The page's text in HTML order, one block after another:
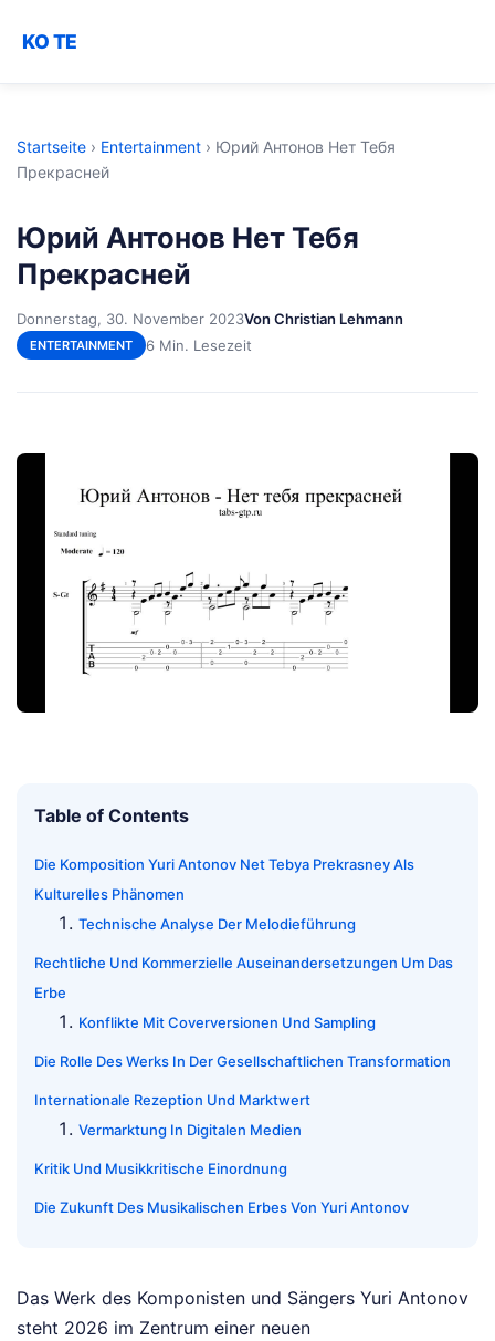
KO TE
Startseite › Entertainment › Юрий Антонов Нет Тебя
Прекрасней
Юрий Антонов Нет Тебя
Прекрасней
Donnerstag, 30. November 2023Von Christian Lehmann
ENTERTAINMENT 6 Min. Lesezeit
Table of Contents
Die Komposition Yuri Antonov Net Tebya Prekrasney Als
Kulturelles Phänomen
Technische Analyse Der Melodieführung
Rechtliche Und Kommerzielle Auseinandersetzungen Um Das
Erbe
Konflikte Mit Coverversionen Und Sampling
Die Rolle Des Werks In Der Gesellschaftlichen Transformation
Internationale Rezeption Und Marktwert
Vermarktung In Digitalen Medien
Kritik Und Musikkritische Einordnung
Die Zukunft Des Musikalischen Erbes Von Yuri Antonov
Das Werk des Komponisten und Sängers Yuri Antonov
steht 2026 im Zentrum einer neuen